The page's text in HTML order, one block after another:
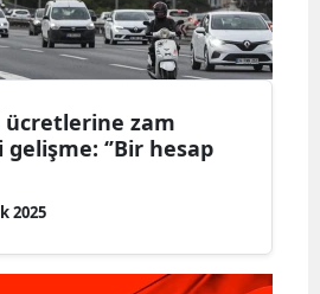
ücretlerine zam
‘’Bir hesap
2025